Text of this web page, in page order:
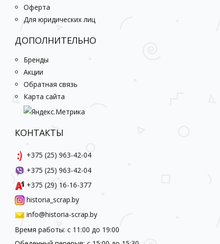
Оферта
Для юридических лиц
ДОПОЛНИТЕЛЬНО
Бренды
Акции
Обратная связь
Карта сайта
КОНТАКТЫ
+375 (25) 963-42-04
+375 (25) 963-42-04
+375 (29) 16-16-377
historia_scrap.by
info@historia-scrap.by
Время работы: с 11:00 до 19:00